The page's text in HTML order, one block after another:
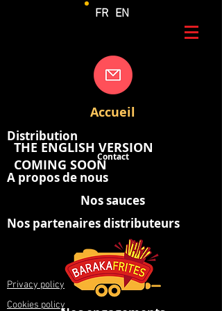
FR EN
Accueil
Distribution
Contact
A propos de nous
Nos sauces
Nos partenaires distributeurs
THE ENGLISH VERSION
COMING SOON
Privacy policy
Cookies policy